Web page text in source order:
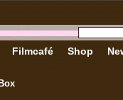
Filmcafé Shop